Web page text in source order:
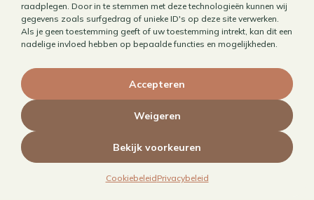
raadplegen. Door in te stemmen met deze technologieën kunnen wij
gegevens zoals surfgedrag of unieke ID's op deze site verwerken.
Als je geen toestemming geeft of uw toestemming intrekt, kan dit een
nadelige invloed hebben op bepaalde functies en mogelijkheden.
Accepteren
Weigeren
Bekijk voorkeuren
CookiebeleidPrivacybeleid
Receptontwikkeling
Brandingfotografie voor foodies
MAIN – Contentjaarabonnement